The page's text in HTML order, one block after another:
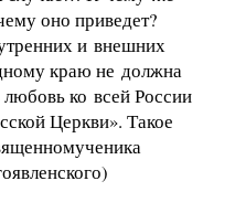
оно приведет?
и внешних
краю не должна
ко всей России
Церкви». Такое